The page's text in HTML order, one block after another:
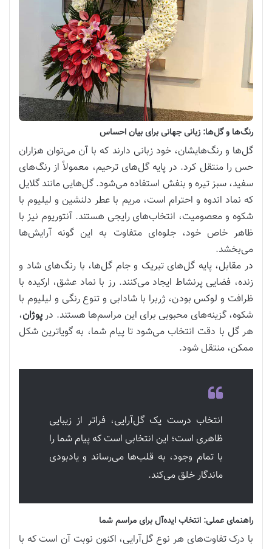
رنگ‌ها و گل‌ها: زبانی جهانی برای بیان احساس
گل‌ها و رنگ‌هایشان، خود زبانی دارند که با آن می‌توان هزاران
حس را منتقل کرد. در پایه گل‌های ترحیم، معمولاً از رنگ‌های
سفید، سبز تیره و بنفش استفاده می‌شود. گل‌هایی مانند گلایل
که نماد اندوه و احترام است، مریم با عطر دلنشین و لیلیوم با
شکوه و معصومیت، انتخاب‌های رایجی هستند. آنتوریوم نیز با
ظاهر خاص خود، جلوه‌ای متفاوت به این گونه آرایش‌ها
می‌بخشد.
در مقابل، پایه گل‌های تبریک و جام گل‌ها، با رنگ‌های شاد و
زنده، فضایی پرنشاط ایجاد می‌کنند. رز با نماد عشق، ارکیده با
ظرافت و لوکس بودن، ژربرا با شادابی و تنوع رنگی و لیلیوم با
شکوه، گزینه‌های محبوبی برای این مراسم‌ها هستند. درپوژان،
هر گل با دقت انتخاب می‌شود تا پیام شما، به گویاترین شکل
ممکن، منتقل شود.
انتخاب درست یک گل‌آرایی، فراتر از زیبایی
ظاهری است؛ این انتخابی است که پیام شما را
با تمام وجود، به قلب‌ها می‌رساند و یادبودی
ماندگار خلق می‌کند.
راهنمای عملی: انتخاب ایده‌آل برای مراسم شما
با درک تفاوت‌های هر نوع گل‌آرایی، اکنون نوبت آن است که با